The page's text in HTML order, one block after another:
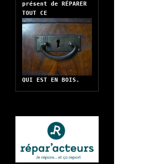
présent de RÉPARER
TOUT CE
QUI EST EN BOIS.